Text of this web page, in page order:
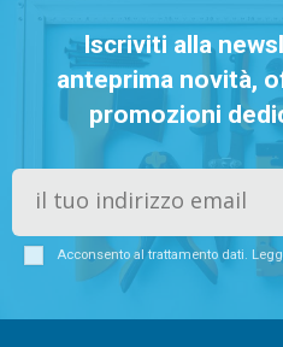
Iscriviti alla
anteprima novità,
promozioni
Acconsento al trattamento dati.